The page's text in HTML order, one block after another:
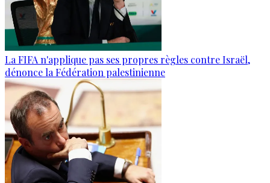
La FIFA n'applique pas ses propres règles contre Israël,
dénonce la Fédération palestinienne